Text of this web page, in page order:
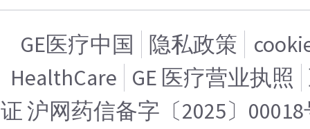
GE医疗中国 隐私政策
HealthCare GE 医疗营业执照
证 沪网药信备字〔2025〕